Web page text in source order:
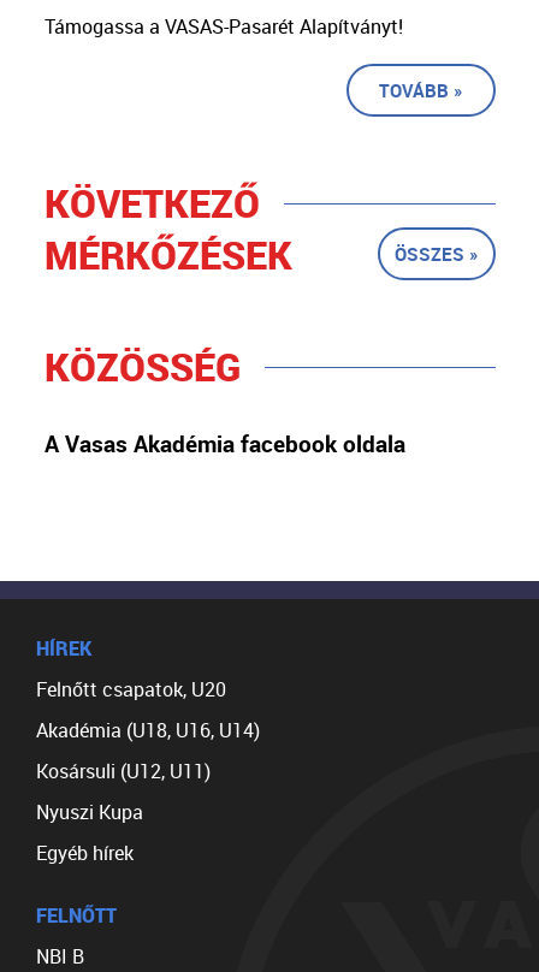
Támogassa a VASAS-Pasarét Alapítványt!
TOVÁBB »
KÖVETKEZŐ
MÉRKŐZÉSEK
ÖSSZES »
KÖZÖSSÉG
A Vasas Akadémia facebook oldala
HÍREK
Felnőtt csapatok, U20
Akadémia (U18, U16, U14)
Kosársuli (U12, U11)
Nyuszi Kupa
Egyéb hírek
FELNŐTT
NBI B